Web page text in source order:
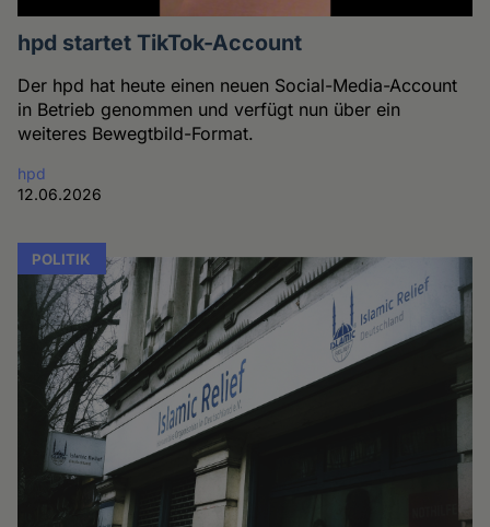
hpd startet TikTok-Account
Der hpd hat heute einen neuen Social-Media-Account
in Betrieb genommen und verfügt nun über ein
weiteres Bewegtbild-Format.
hpd
12.06.2026
POLITIK